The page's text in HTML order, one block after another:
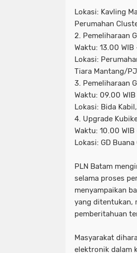
Lokasi: Kavling
Perumahan
2. Pemeliharaan
Waktu: 13.00 WIB
Lokasi:
Tiara Mantang/
3. Pemeliharaan
Waktu: 09.00 WIB
Lokasi: Bida
4. Upgrade
Waktu: 10.00 WIB
Lokasi: GD
PLN Batam
selama proses
menyampaikan
yang ditentukan,
pemberitahuan
Masyarakat
elektronik dalam